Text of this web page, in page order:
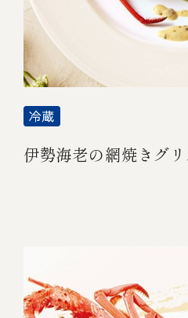
伊勢海老の網焼きグリ